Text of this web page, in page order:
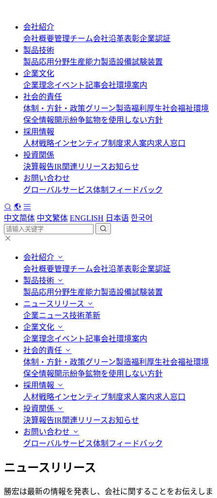
会社紹介
会社概要管理チーム会社沿革表彰企業認証
製品技術
製品応用分野生産能力製造設備試験装置
企業文化
企業理念イベント記事会社環境案内
社会的責任
体制・方針・政策グリーン製造福利厚生社会福祉環境
保全情報開示紛争鉱物を使用しない方針
採用情報
人材戦略インセンティブ制度求人案内求人窓口
投資関係
決算報告IR関連リリースお知らせ
お問い合わせ
グローバルサービス体制 フィードバック
中文简体 中文繁体 ENGLISH 日本语 한국어
会社紹介
会社概要管理チーム会社沿革表彰企業認証
製品技術
製品応用分野生産能力製造設備試験装置
ニュースリリース
企業ニュース技術革新
企業文化
企業理念イベント記事会社環境案内
社会的責任
体制・方針・政策グリーン製造福利厚生社会福祉環境
保全情報開示紛争鉱物を使用しない方針
採用情報
人材戦略インセンティブ制度求人案内求人窓口
投資関係
決算報告IR関連リリースお知らせ
お問い合わせ
グローバルサービス体制 フィードバック
ニュースリリース
勝宏は最新の情報を発表し、会社に関することをお伝えしま